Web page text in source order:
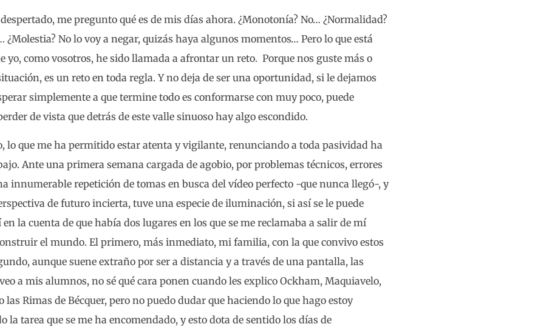
me pregunto qué es de mis días ahora. ¿Monotonía? No… ¿Normalidad?
¿Molestia? No lo voy a negar, quizás haya algunos momentos… Pero lo que está
yo, como vosotros, he sido llamada a afrontar un reto. Porque nos guste más o
es un reto en toda regla. Y no deja de ser una oportunidad, si le dejamos
simplemente a que termine todo es conformarse con muy poco, puede
de vista que detrás de este valle sinuoso hay algo escondido.
lo que me ha permitido estar atenta y vigilante, renunciando a toda pasividad ha
Ante una primera semana cargada de agobio, por problemas técnicos, errores
innumerable repetición de tomas en busca del vídeo perfecto -que nunca llegó-, y
de futuro incierta, tuve una especie de iluminación, si así se le puede
en la cuenta de que había dos lugares en los que se me reclamaba a salir de mí
el mundo. El primero, más inmediato, mi familia, con la que convivo estos
aunque suene extraño por ser a distancia y a través de una pantalla, las
a mis alumnos, no sé qué cara ponen cuando les explico Ockham, Maquiavelo,
las Rimas de Bécquer, pero no puedo dudar que haciendo lo que hago estoy
la tarea que se me ha encomendado, y esto dota de sentido los días de